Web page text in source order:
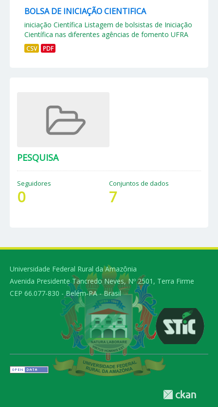
BOLSA DE INICIAÇÃO CIENTIFICA
iniciação Científica Listagem de bolsistas de Iniciação
Científica nas diferentes agências de fomento UFRA
CSV PDF
PESQUISA
Seguidores
0
Conjuntos de dados
7
Universidade Federal Rural da Amazônia
Avenida Presidente Tancredo Neves, Nº 2501, Terra Firme
CEP 66.077-830 - Belém-PA - Brasil